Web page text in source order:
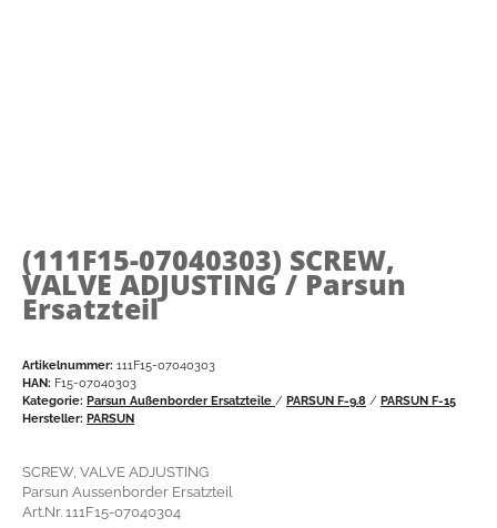
(111F15-07040303) SCREW,
VALVE ADJUSTING / Parsun
Ersatzteil
Artikelnummer: 111F15-07040303
HAN: F15-07040303
Kategorie: Parsun Außenborder Ersatzteile / PARSUN F-9.8 / PARSUN F-15
Hersteller: PARSUN
SCREW, VALVE ADJUSTING
Parsun Aussenborder Ersatzteil
Art.Nr. 111F15-07040304